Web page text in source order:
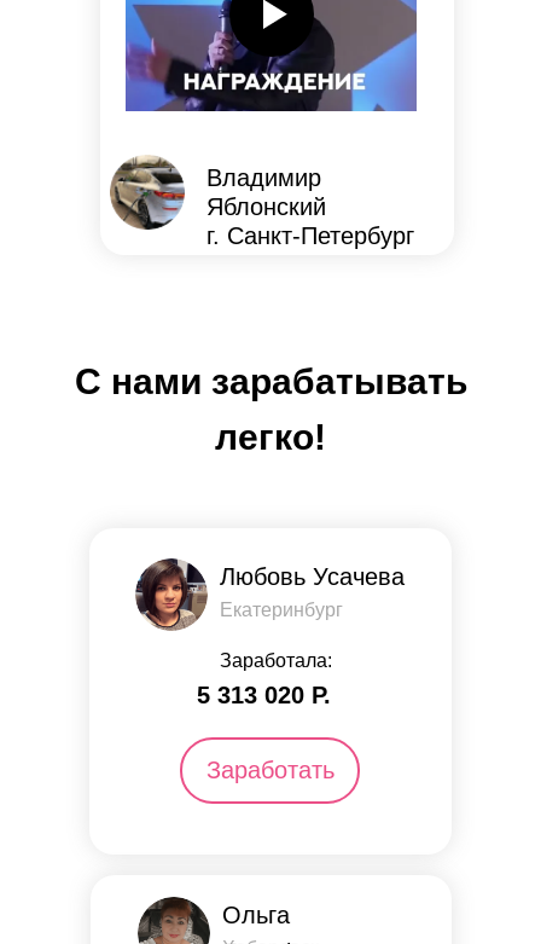
Владимир
Яблонский
г. Санкт-Петербург
Любовь Усачева
Екатеринбург
Заработала:
5 313 ​​020 Р.
Заработать
С нами зарабатывать
легко!
Ольга